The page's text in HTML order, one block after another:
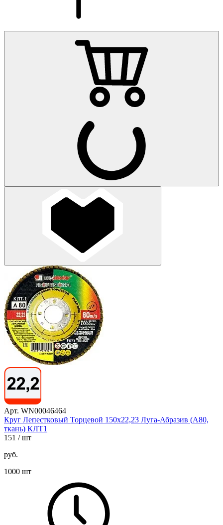
Арт. WN00046464
Круг Лепестковый Торцевой 150х22,23 Луга-Абразив (А80,
ткань) КЛТ1
151 / шт
руб.
1000 шт